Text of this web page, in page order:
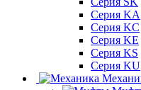
Серия KA
Серия KC
Серия KE
Серия KS
Серия KU